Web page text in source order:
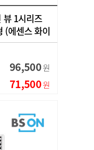
뷰 1시리즈
(에센스 화이
96,500원
71,500원